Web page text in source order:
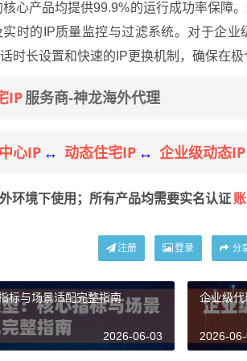
心产品均提供99.9%的运行成功率保障
时的IP质量监控与过滤系统。对于企
时长设置和快速的IP更换机制，确保在极
IP服务商-神龙海外代理
心IP ↔ 动态住宅IP ↔ 企业级动态IP
环境下使用；所有产品均需要实名认证
注册 登录 分
标与场景适配完整指南
2026-06-03
企业级
2026-